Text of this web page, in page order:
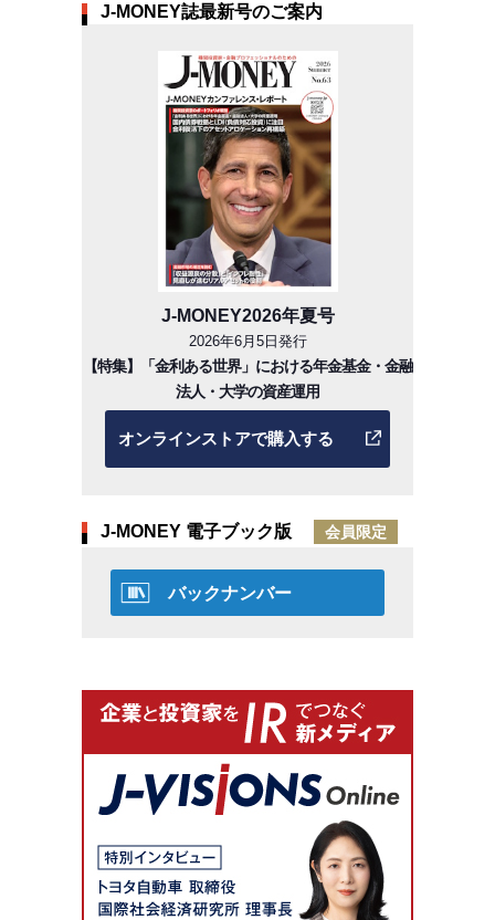
J-MONEY誌最新号のご案内
J-MONEY2026年夏号
2026年6月5日発行
【特集】「金利ある世界」における年金基金・金融
法人・大学の資産運用
オンラインストアで購入する
J-MONEY 電子ブック版 会員限定
バックナンバー